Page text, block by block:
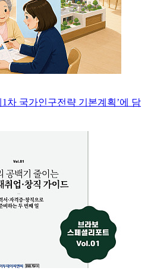
1차 국가인구전략 기본계획’에 담